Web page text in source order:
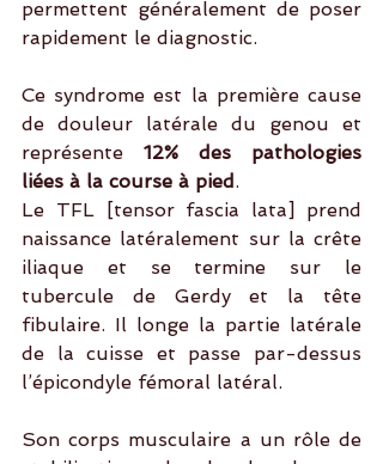
permettent généralement de poser
rapidement le diagnostic.
Ce syndrome est la première cause
de douleur latérale du genou et
représente 12% des pathologies
liées à la course à pied.
Le TFL [tensor fascia lata] prend
naissance latéralement sur la crête
iliaque et se termine sur le
tubercule de Gerdy et la tête
fibulaire. Il longe la partie latérale
de la cuisse et passe par-dessus
l’épicondyle fémoral latéral.
Son corps musculaire a un rôle de